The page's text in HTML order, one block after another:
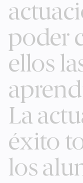
poder
ellos
La
éxito
los